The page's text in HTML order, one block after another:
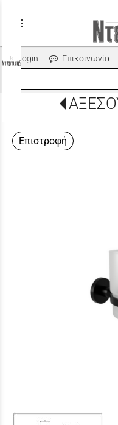
menu
Login | Επικοινωνία |
Επιστροφή